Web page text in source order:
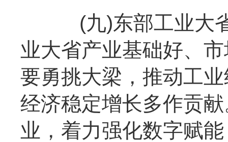
(九)东部工业大省
业大省产业基础好、
要勇挑大梁，推动工
经济稳定增长多作贡
业，着力强化数字赋